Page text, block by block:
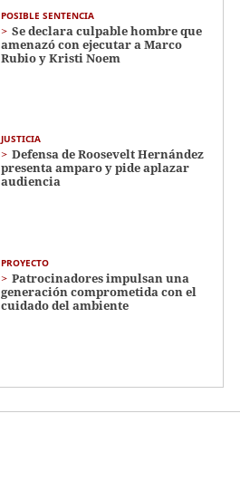
POSIBLE SENTENCIA
Se declara culpable hombre que
amenazó con ejecutar a Marco
Rubio y Kristi Noem
JUSTICIA
Defensa de Roosevelt Hernández
presenta amparo y pide aplazar
audiencia
PROYECTO
Patrocinadores impulsan una
generación comprometida con el
cuidado del ambiente